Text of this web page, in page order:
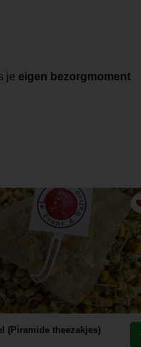
je eigen bezorgmoment
(Piramide theezakjes)